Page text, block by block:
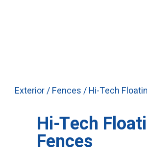
Exterior/Fences/ Hi-Tech
Hi-Tech
Fences